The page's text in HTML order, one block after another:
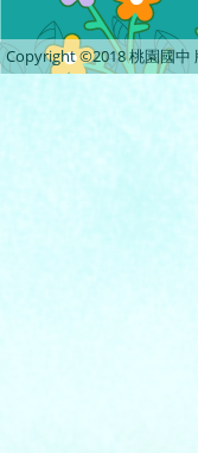
Copyright ©2018 桃園國中